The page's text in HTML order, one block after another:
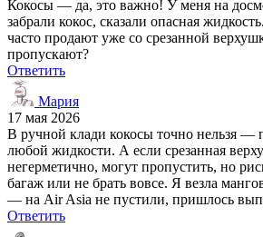
Кокосы — да, это важно! У меня на
забрали кокос, сказали опасная
часто продают уже со срезанной
пропускают?
Ответить
Мария
17 мая 2026
В ручной клади кокосы точно нельзя —
любой жидкости. А если срезанная
негерметично, могут пропустить, но
багаж или не брать вовсе. Я везла
— на Air Asia не пустили, пришлось
Ответить